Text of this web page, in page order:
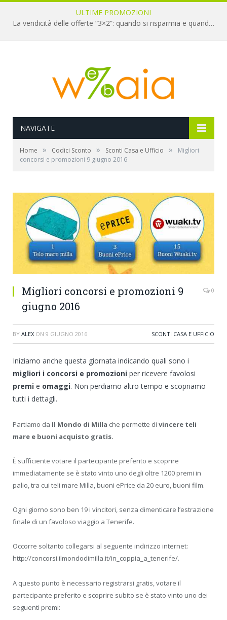
ULTIME PROMOZIONI
La veridicità delle offerte “3×2”: quando si risparmia e quando è un’illusione
NAVIGATE
Home » Codici Sconto » Sconti Casa e Ufficio »
Migliori
concorsi e promozioni 9 giugno 2016
Migliori concorsi e promozioni 9
giugno 2016
0
BY ALEX ON 9 GIUGNO 2016 SCONTI CASA E UFFICIO
Iniziamo anche questa giornata indicando quali sono i
migliori i concorsi e promozioni per ricevere favolosi
premi e omaggi. Non perdiamo altro tempo e scopriamo
tutti i dettagli.
Partiamo da Il Mondo di Milla che permette di vincere teli
mare e buoni acquisto gratis.
È sufficiente votare il partecipante preferito e scoprire
immediatamente se è stato vinto uno degli oltre 1200 premi in
palio, tra cui teli mare Milla, buoni ePrice da 20 euro, buoni film.
Ogni giorno sono ben 19 i vincitori, senza dimenticare l’estrazione
finale di un favoloso viaggio a Tenerife.
Occorre soltanto collegarsi al seguente indirizzo internet:
http://concorsi.ilmondodimilla.it/in_coppia_a_tenerife/.
A questo punto è necessario registrarsi gratis, votare il
partecipante preferito e scoprire subito se è stato vinto uno dei
seguenti premi: